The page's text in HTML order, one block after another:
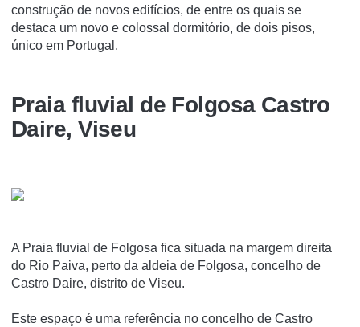
construção de novos edifícios, de entre os quais se
destaca um novo e colossal dormitório, de dois pisos,
único em Portugal.
Praia fluvial de Folgosa Castro
Daire, Viseu
A Praia fluvial de Folgosa fica situada na margem direita
do Rio Paiva, perto da aldeia de Folgosa, concelho de
Castro Daire, distrito de Viseu.
Este espaço é uma referência no concelho de Castro